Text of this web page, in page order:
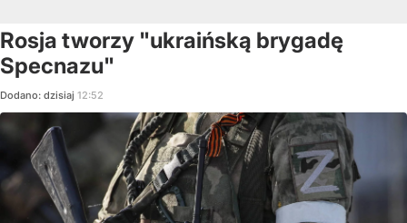
Rosja tworzy "ukraińską brygadę
Specnazu"
Dodano: dzisiaj 12:52